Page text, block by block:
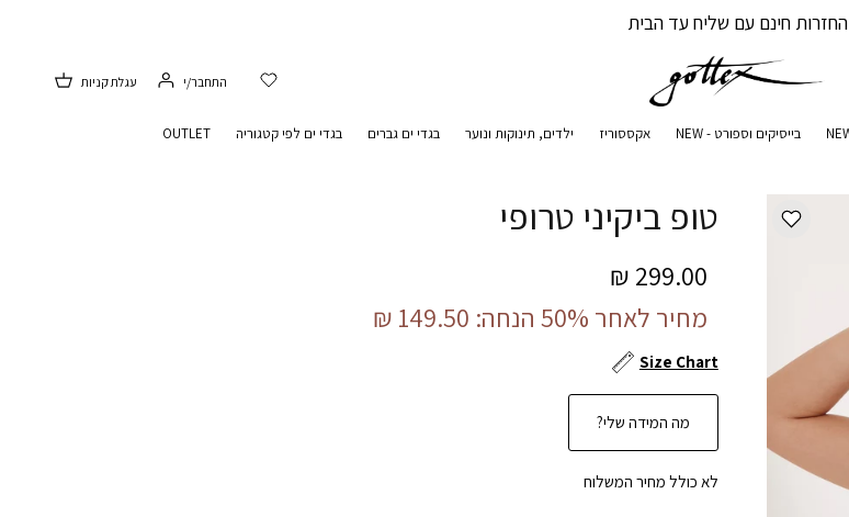
החזרות חינם עם שליח עד הבית
התחבר/י עגלת קניות
בייסיקים וספורט - NEW אקססוריז ילדים, תינוקות ונוער בגדי ים גברים בגדי ים לפי קטגוריה OUTLET
טופ ביקיני טרופי
299.00 ₪
מחיר לאחר 50% הנחה:
149.50 ₪
Size Chart
מה המידה שלי?
לא כולל מחיר המשלוח